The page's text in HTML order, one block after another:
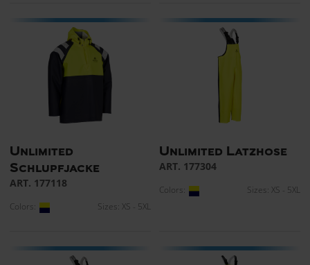
Unlimited
Schlupfjacke
ART. 177118
Colors: Sizes: XS - 5XL
Unlimited Latzhose
ART. 177304
Colors: Sizes: XS - 5XL